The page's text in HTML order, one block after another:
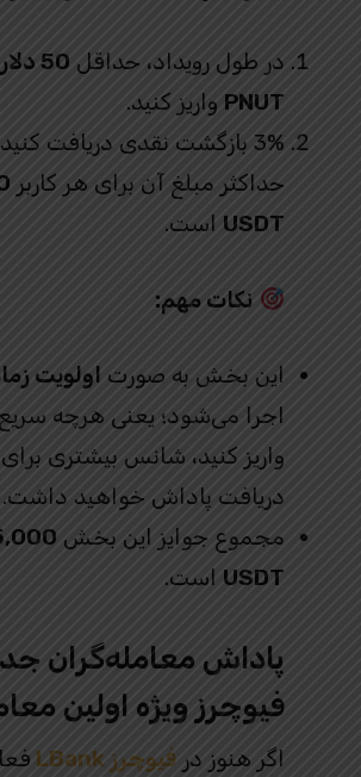
در طول رویداد، حداقل
50 دلار
PNUT واریز کنید.
3% بازگشت نقدی دریافت
حداکثر مبلغ آن برای هر کاربر
USDT است.
نکات مهم:
این بخش به صورت اولویت
اجرا می‌شود؛ یعنی هرچه
واریز کنید، شانس بیشتری برای
دریافت پاداش خواهید داشت.
مجموع جوایز این بخش
USDT است.
پاداش معامله‌گران
فیوچرز ویژه اولین
اگر هنوز در فیوچرز LBank